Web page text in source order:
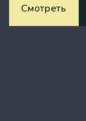
Смотреть